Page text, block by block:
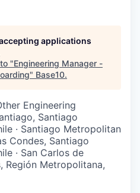
applications
"Engineering Manager -
" Base10.
Engineering
Santiago
· Santiago Metropolitan
Condes, Santiago
· San Carlos de
Región Metropolitana,